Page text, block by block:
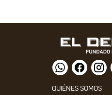
QUIÉNES SOMOS